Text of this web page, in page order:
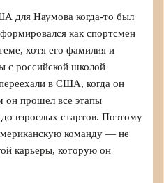
для Наумова когда-то был
как спортсмен
хотя его фамилия и
с российской школой
в США, когда он
он прошел все этапы
взрослых стартов. Поэтому
команду — не
карьеры, которую он